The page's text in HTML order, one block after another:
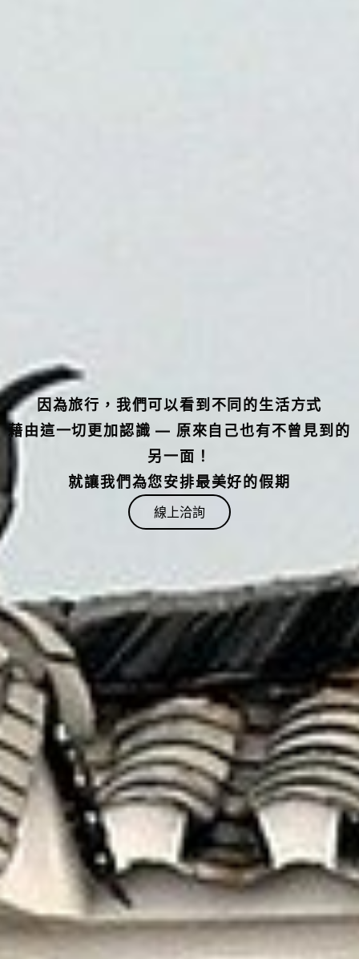
藉由這一切更加認識 — 原來自己也有不曾見到的
另一面！
就讓我們為您安排最美好的假期
線上洽詢